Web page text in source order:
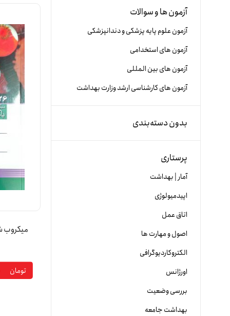
آزمون ها و سوالات
آزمون علوم پایه پزشکی و دندانپزشکی
آزمون های استخدامی
آزمون های بین المللی
آزمون های کارشناسی ارشد وزارت بهداشت
بدون دسته‌بندی
پرستاری
آمار | بهداشت
اپیدمیولوژی
اتاق عمل
اصول و مهارت ها
الکتروکاردیوگرافی
اورژانس
بررسی وضعیت
بهداشت جامعه
تومان